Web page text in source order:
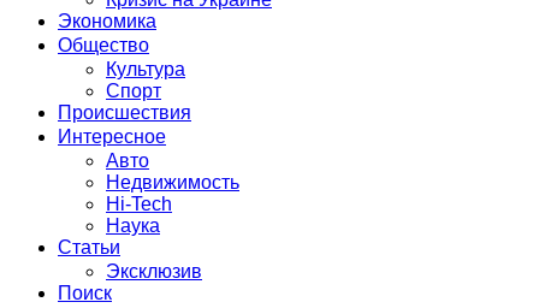
Экономика
Общество
Культура
Спорт
Происшествия
Интересное
Авто
Недвижимость
Hi-Tech
Наука
Статьи
Эксклюзив
Поиск